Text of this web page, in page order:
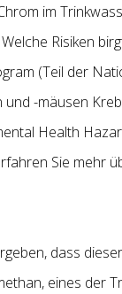
im
Risiken
(Teil der
-mäusen
Health
Sie mehr
dass
eines der